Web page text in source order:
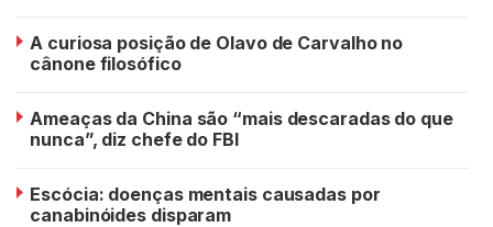
A curiosa posição de Olavo de Carvalho no
cânone filosófico
Ameaças da China são “mais descaradas do que
nunca”, diz chefe do FBI
Escócia: doenças mentais causadas por
canabinóides disparam